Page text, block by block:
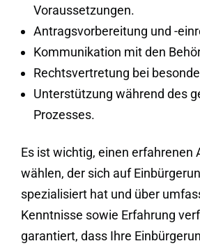
Voraussetzungen.
Antragsvorbereitung und -
Kommunikation mit den
Rechtsvertretung bei
Unterstützung während des
Prozesses.
Es ist wichtig, einen erfahrenen
wählen, der sich auf
spezialisiert hat und über
Kenntnisse sowie Erfahrung
garantiert, dass Ihre